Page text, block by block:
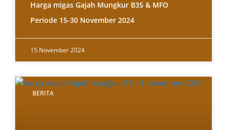
Harga migas Gajah Mungkur B35 & MFO
Periode 15-30 November 2024
15 November 2024
BERITA